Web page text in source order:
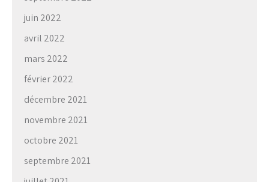
juin 2022
avril 2022
mars 2022
février 2022
décembre 2021
novembre 2021
octobre 2021
septembre 2021